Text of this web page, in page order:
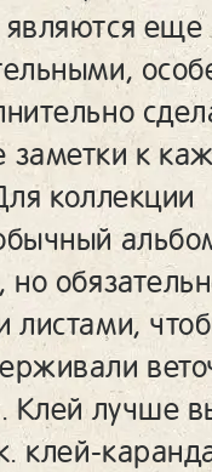
являются еще
заметки к
коллекции
но
листами,
Клей лучше
клей-